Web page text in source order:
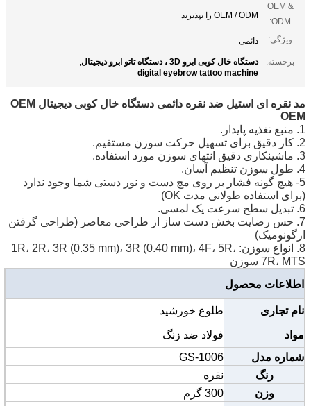
OEM &
ODM:
OEM / ODM را بپذیرید
ویژگی: دائمی
برجسته: دستگاه خال کوبی ابرو 3D ، دستگاه تاتو ابرو دیجیتال
,
digital eyebrow tattoo machine
مد نقره ای استیل ضد نقره دائمی دستگاه خال کوبی دیجیتال OEM
OEM
1. منبع تغذیه پایدار.
2. کار دقیق برای تسهیل حرکت سوزن مستقیم.
3. ماشینکاری دقیق انتهای سوزن مورد استفاده.
4. طول سوزن تنظیم آسان.
5- هیچ گونه فشار بر روی مچ دست و نور دستی شما وجود ندارد
(برای استفاده طولانی مدت OK)
6. تبدیل سطح سرعت یک لمسی.
7. حس رضایت بخش دست ساز از طراحی معاصر (طراحی گرفتن
ارگونومیک)
8. انواع سوزن: 1R، 2R، 3R (0.35 mm)، 3R (0.40 mm)، 4F، 5R،
7R، MTS سوزن
اطلاعات محصول
نام تجاری طلوع خورشید
مواد
فولاد ضد زنگ
شماره مدل
GS-1006
رنگ
نقره
وزن
300 گرم